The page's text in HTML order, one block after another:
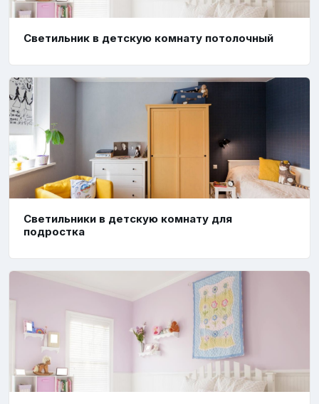
Светильник в детскую комнату потолочный
Светильники в детскую комнату для
подростка